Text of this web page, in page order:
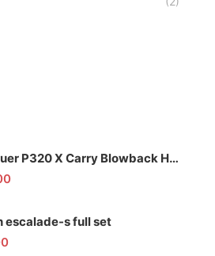
Sig Sauer P320 X Carry Blowback Havalı Tabanca
escalade-s full set